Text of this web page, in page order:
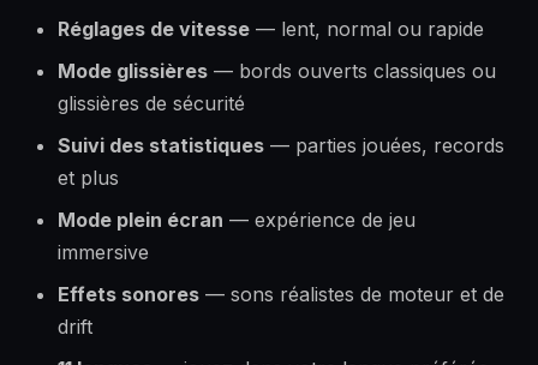
Réglages de vitesse — lent, normal ou rapide
Mode glissières — bords ouverts classiques ou
glissières de sécurité
Suivi des statistiques — parties jouées, records
et plus
Mode plein écran — expérience de jeu
immersive
Effets sonores — sons réalistes de moteur et de
drift